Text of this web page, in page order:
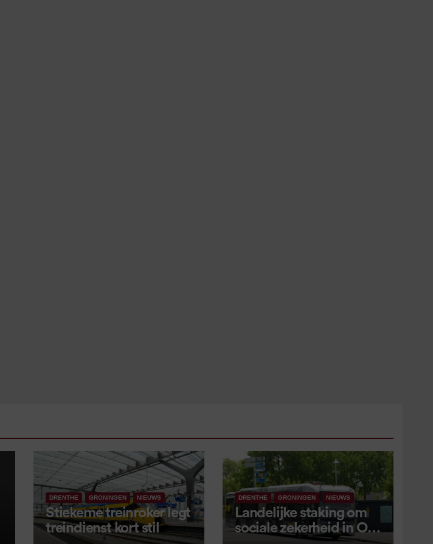
DRENTHE GRONINGEN NIEUWS
Stiekeme treinroker legt
treindienst kort stil
DRENTHE GRONINGEN NIEUWS
Landelijke staking om
sociale zekerheid in OV